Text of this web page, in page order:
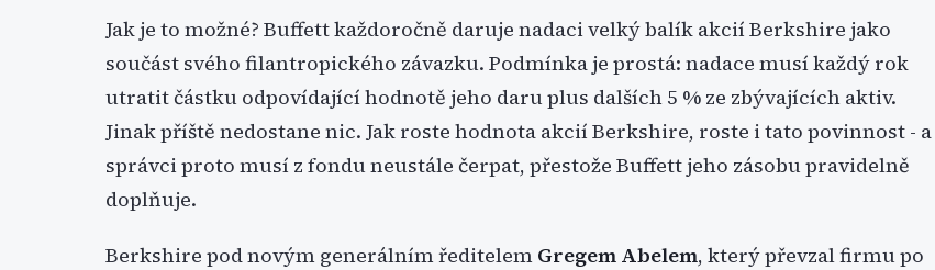
Jak je to možné? Buffett každoročně daruje nadaci velký balík akcií Berkshire jako
součást svého filantropického závazku. Podmínka je prostá: nadace musí každý rok
utratit částku odpovídající hodnotě jeho daru plus dalších 5 % ze zbývajících aktiv.
Jinak příště nedostane nic. Jak roste hodnota akcií Berkshire, roste i tato povinnost - a
správci proto musí z fondu neustále čerpat, přestože Buffett jeho zásobu pravidelně
doplňuje.
Berkshire pod novým generálním ředitelem Gregem Abelem, který převzal firmu po